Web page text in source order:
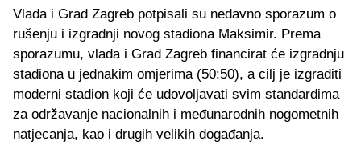
Vlada i Grad Zagreb potpisali su nedavno sporazum o
rušenju i izgradnji novog stadiona Maksimir. Prema
sporazumu, vlada i Grad Zagreb financirat će izgradnju
stadiona u jednakim omjerima (50:50), a cilj je izgraditi
moderni stadion koji će udovoljavati svim standardima
za održavanje nacionalnih i međunarodnih nogometnih
natjecanja, kao i drugih velikih događanja.